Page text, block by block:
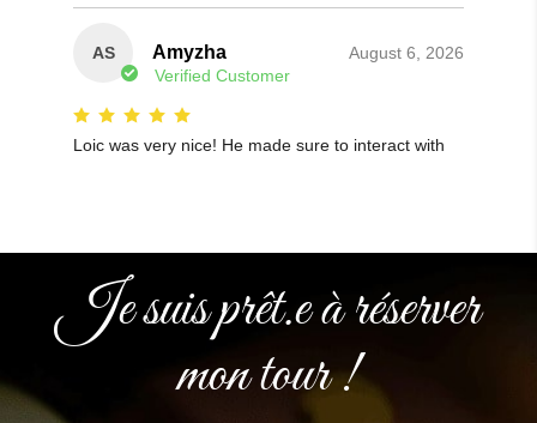
Je suis prêt.e à réserver
mon tour !